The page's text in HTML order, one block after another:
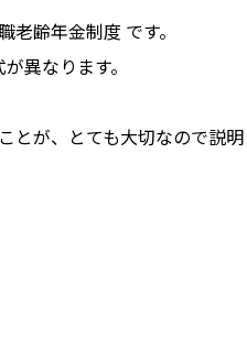
老齢年金制度 です。
異なります。
が、とても大切なので説明